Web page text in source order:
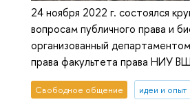
24 ноября 2022 г. состоялся
вопросам публичного права и
организованный
права факультета права НИУ
Свободное общение идеи и опыт